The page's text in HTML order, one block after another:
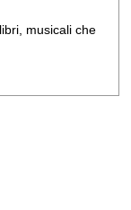
musicali che